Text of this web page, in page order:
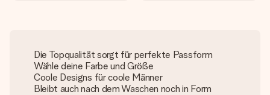
Die Topqualität sorgt für perfekte Passform
Wähle deine Farbe und Größe
Coole Designs für coole Männer
Bleibt auch nach dem Waschen noch in Form